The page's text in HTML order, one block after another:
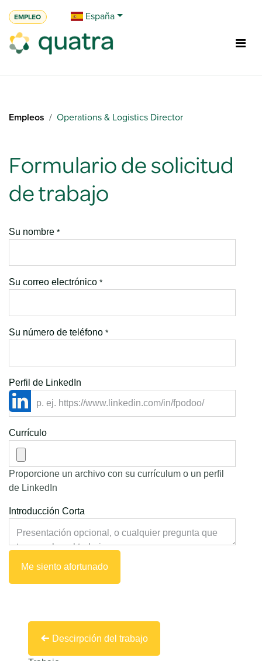
EMPLEO España
Empleos Operations & Logistics Director
Formulario de solicitud
de trabajo
Su nombre *
Su correo electrónico *
Su número de teléfono *
Perfil de LinkedIn
Currículo
Proporcione un archivo con su currículum o un perfil
de LinkedIn
Introducción Corta
Me siento afortunado
Descirpción del trabajo